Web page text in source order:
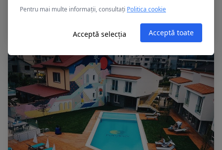
APOLLO
Pentru mai multe informații, consultați Politica cookie
Acceptă selecția Acceptă toate